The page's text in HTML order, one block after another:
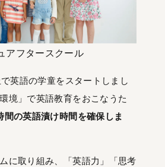
アフタースクール
英語の学童をスタートしまし
境」で英語教育をおこなうた
の英語漬け時間を確保しま
に取り組み、「英語力」「思考